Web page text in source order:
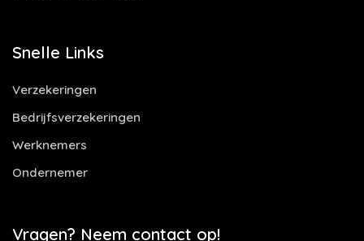
Snelle Links
Verzekeringen
Bedrijfsverzekeringen
Werknemers
Ondernemer
Vragen? Neem contact op!